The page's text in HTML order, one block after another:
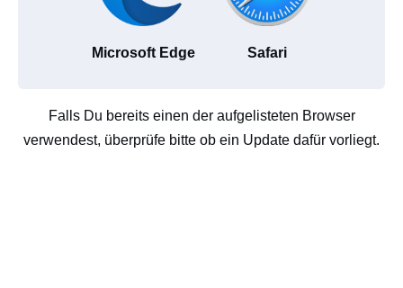
Microsoft Edge Safari
Falls Du bereits einen der aufgelisteten Browser
verwendest, überprüfe bitte ob ein Update dafür vorliegt.